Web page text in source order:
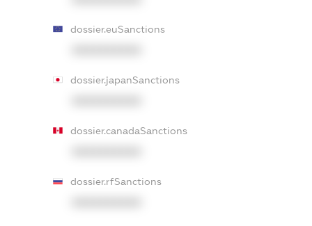
dossier.euSanctions
dossier.japanSanctions
dossier.canadaSanctions
dossier.rfSanctions